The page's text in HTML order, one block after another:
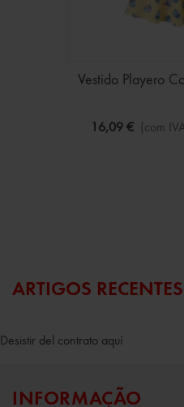
Vestido Playero
16,09 € (com
ARTIGOS RECENTES
Desistir del contrato aquí
INFORMAÇÃO